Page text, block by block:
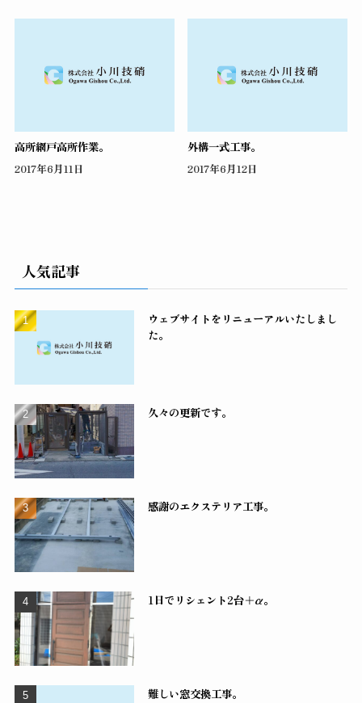
高所網戸高所作業。
2017年6月11日
外構一式工事。
2017年6月12日
人気記事
ウェブサイトをリニューアルいたしまし
た。
久々の更新です。
感謝のエクステリア工事。
1日でリシェント2台＋α。
難しい窓交換工事。